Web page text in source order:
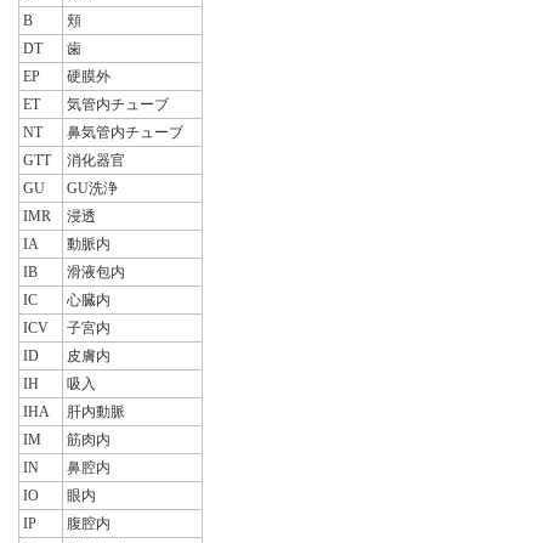
B
頬
DT
歯
EP
硬膜外
ET
気管内チューブ
NT
鼻気管内チューブ
GTT
消化器官
GU
GU洗浄
IMR
浸透
IA
動脈内
IB
滑液包内
IC
心臓内
ICV
子宮内
ID
皮膚内
IH
吸入
IHA
肝内動脈
IM
筋肉内
IN
鼻腔内
IO
眼内
IP
腹腔内